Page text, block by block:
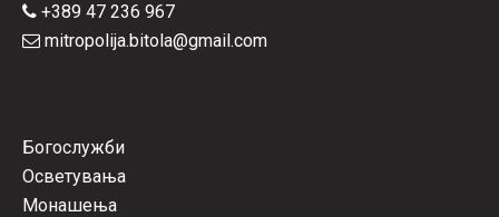
+389 47 236 967
mitropolija.bitola@gmail.com
Богослужби
Осветувања
Монашења